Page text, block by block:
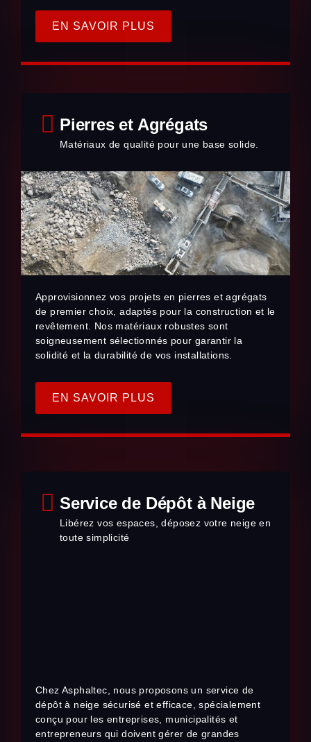
EN SAVOIR PLUS
Pierres et Agrégats
Matériaux de qualité pour une base solide.
Approvisionnez vos projets en pierres et agrégats
de premier choix, adaptés pour la construction et le
revêtement. Nos matériaux robustes sont
soigneusement sélectionnés pour garantir la
solidité et la durabilité de vos installations.
EN SAVOIR PLUS
Service de Dépôt à Neige
Libérez vos espaces, déposez votre neige en
toute simplicité
Chez Asphaltec, nous proposons un service de
dépôt à neige sécurisé et efficace, spécialement
conçu pour les entreprises, municipalités et
entrepreneurs qui doivent gérer de grandes